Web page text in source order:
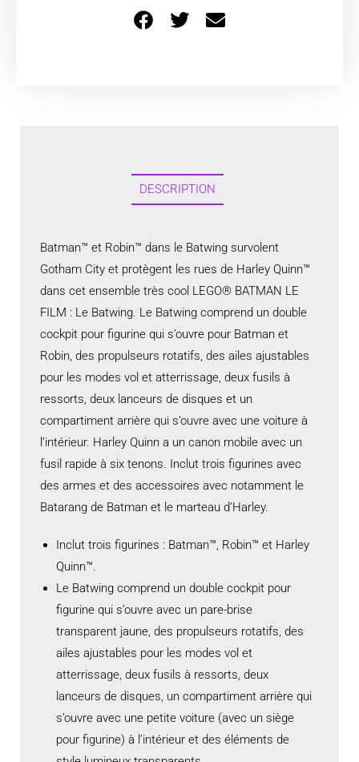
DESCRIPTION
Batman™ et Robin™ dans le Batwing survolent
Gotham City et protègent les rues de Harley Quinn™
dans cet ensemble très cool LEGO® BATMAN LE
FILM : Le Batwing. Le Batwing comprend un double
cockpit pour figurine qui s’ouvre pour Batman et
Robin, des propulseurs rotatifs, des ailes ajustables
pour les modes vol et atterrissage, deux fusils à
ressorts, deux lanceurs de disques et un
compartiment arrière qui s’ouvre avec une voiture à
l’intérieur. Harley Quinn a un canon mobile avec un
fusil rapide à six tenons. Inclut trois figurines avec
des armes et des accessoires avec notamment le
Batarang de Batman et le marteau d’Harley.
Inclut trois figurines : Batman™, Robin™ et Harley
Quinn™.
Le Batwing comprend un double cockpit pour
figurine qui s’ouvre avec un pare-brise
transparent jaune, des propulseurs rotatifs, des
ailes ajustables pour les modes vol et
atterrissage, deux fusils à ressorts, deux
lanceurs de disques, un compartiment arrière qui
s’ouvre avec une petite voiture (avec un siège
pour figurine) à l’intérieur et des éléments de